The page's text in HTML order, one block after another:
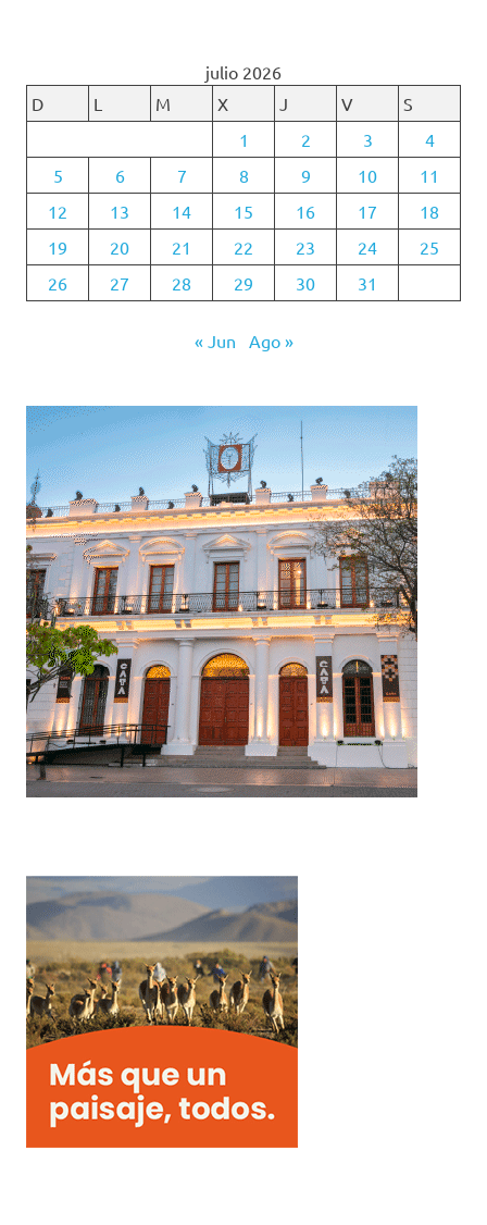
julio 2026
D
L M X J V
S
1
2 3
4
5
6 7 8 9 10
11
12
13 14 15 16 17
18
19
20 21 22 23 24
25
26
27 28 29 30 31
« Jun Ago »